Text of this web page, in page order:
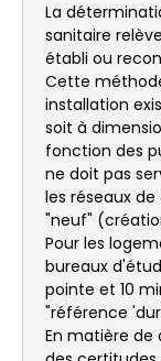
La
sanitaire
établi ou
Cette
installation
soit à
fonction des
ne doit pas
les réseaux
"neuf"
Pour les
bureaux
pointe et 10
"référence
En matière de